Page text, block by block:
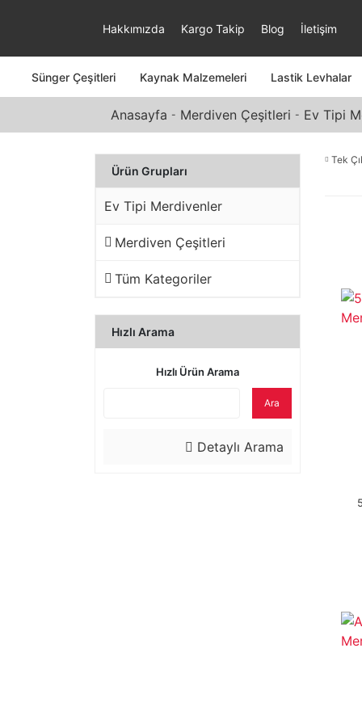
Hakkımızda Kargo Takip Blog İletişim
Sünger Çeşitleri Kaynak Malzemeleri Lastik Levhalar
Anasayfa Merdiven Çeşitleri Ev Tipi
Ürün Grupları
Ev Tipi Merdivenler
Merdiven Çeşitleri
Tüm Kategoriler
Hızlı Arama
Hızlı Ürün Arama
Ara
Detaylı Arama
Tek